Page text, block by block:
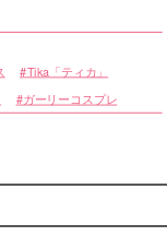
Tika「ティカ」
ガーリーコスプレ